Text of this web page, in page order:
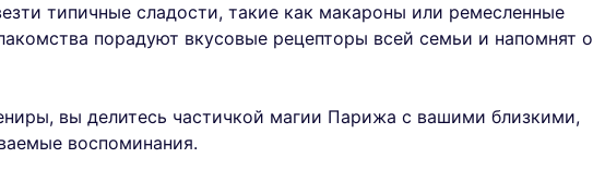
типичные сладости, такие как макароны или ремесленные
порадуют вкусовые рецепторы всей семьи и напомнят о
вы делитесь частичкой магии Парижа с вашими близкими,
воспоминания.